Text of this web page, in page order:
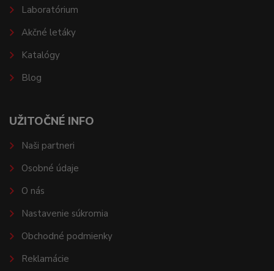
Laboratórium
Akčné letáky
Katalógy
Blog
UŽITOČNÉ INFO
Naši partneri
Osobné údaje
O nás
Nastavenie súkromia
Obchodné podmienky
Reklamácie